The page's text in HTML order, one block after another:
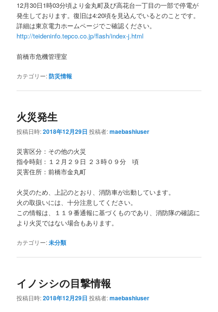
12月30日1時03分頃より金丸町及び高花台一丁目の一部で停電が
発生しております。復旧は4:20頃を見込んでいるとのことです。
詳細は東京電力ホームページでご確認ください。
http://teideninfo.tepco.co.jp/flash/index-j.html
前橋市危機管理室
カテゴリー:防災情報
火災発生
投稿日時:2018年12月29日 投稿者:maebashiuser
災害区分：その他の火災
指令時刻：１２月２９日 ２３時０９分 頃
災害住所：前橋市金丸町
火災のため、上記のとおり、消防車が出動しています。
火の取扱いには、十分注意してください。
この情報は、１１９番通報に基づくものであり、消防隊の確認に
より火災ではない場合もあります。
カテゴリー:未分類
イノシシの目撃情報
投稿日時:2018年12月29日 投稿者:maebashiuser